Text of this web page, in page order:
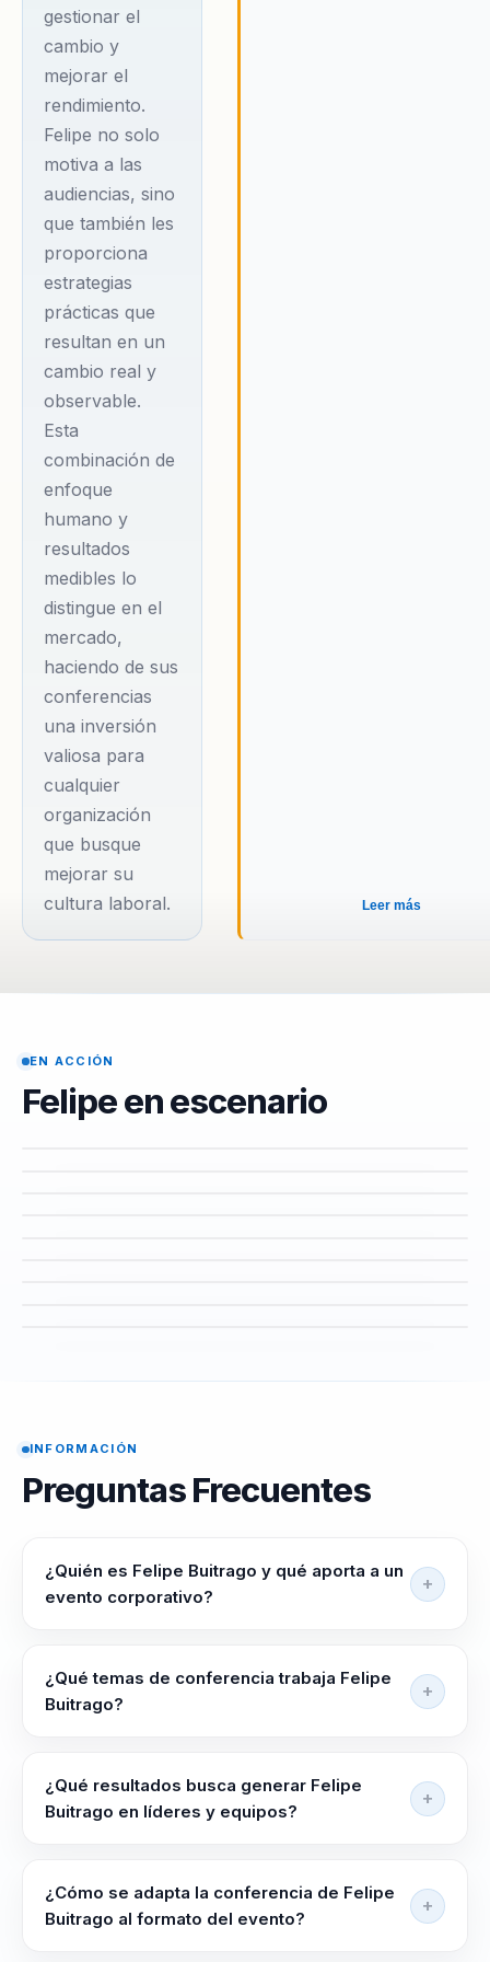
gestionar el
cambio y
mejorar el
rendimiento.
Felipe no solo
motiva a las
audiencias, sino
que también les
proporciona
estrategias
prácticas que
resultan en un
cambio real y
observable.
Esta
combinación de
enfoque
humano y
resultados
medibles lo
distingue en el
mercado,
haciendo de sus
conferencias
una inversión
valiosa para
cualquier
organización
que busque
mejorar su
cultura laboral.
Leer más
EN ACCIÓN
Felipe en escenario
INFORMACIÓN
Preguntas Frecuentes
¿Quién es Felipe Buitrago y qué aporta a un
evento corporativo?
responsables de equipos a alinear equipos, elevar
criterio y liderar con claridad en contextos complejos.
toma de decisiones.
¿Qué temas de conferencia trabaja Felipe
Buitrago?
Organizacional, Cohesión de Equipos, Innovación en
el Trabajo, Gestión del Cambio, Comportamiento
¿Qué resultados busca generar Felipe
Buitrago en líderes y equipos?
bajo presión, mejor coordinación entre líderes y
equipos y una conversación útil que se pueda
¿Cómo se adapta la conferencia de Felipe
Buitrago al formato del evento?